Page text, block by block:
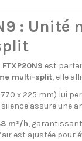
: Unité
est
multi-split, elle
x 225 mm) lui
silence assure une
m³/h,
est ajustée pour